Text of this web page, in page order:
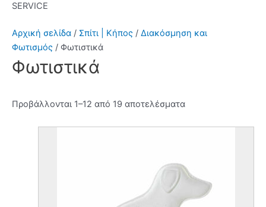
Αρχική σελίδα / Σπίτι | Κήπος / Διακόσμηση και
Φωτισμός / Φωτιστικά
Φωτιστικά
Προβάλλονται 1–12 από 19 αποτελέσματα
SERVICE